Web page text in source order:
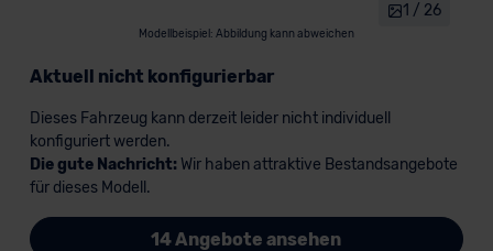
Modellbeispiel: Abbildung kann abweichen
1 / 26
Aktuell nicht konfigurierbar
Dieses Fahrzeug kann derzeit leider nicht individuell
konfiguriert werden.
Die gute Nachricht: Wir haben attraktive Bestandsangebote
für dieses Modell.
14 Angebote ansehen